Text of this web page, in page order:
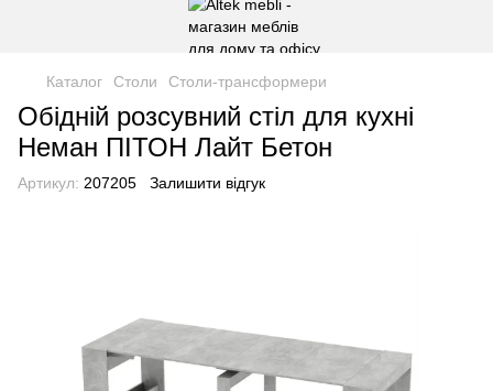
Каталог Столи Столи-трансформери
Обідній розсувний стіл для кухні
Неман ПІТОН Лайт Бетон
Артикул: 207205 Залишити відгук